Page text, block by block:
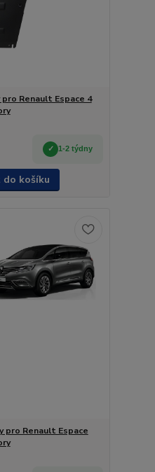
Renault Espace 4
1-2 týdny
do košíku
pro Renault Espace